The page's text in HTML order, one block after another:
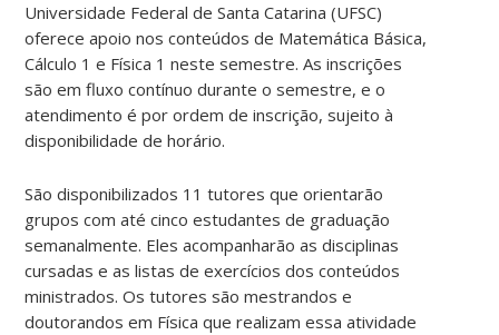
Universidade Federal de Santa Catarina (UFSC)
oferece apoio nos conteúdos de Matemática Básica,
Cálculo 1 e Física 1 neste semestre. As inscrições
são em fluxo contínuo durante o semestre, e o
atendimento é por ordem de inscrição, sujeito à
disponibilidade de horário.
São disponibilizados 11 tutores que orientarão
grupos com até cinco estudantes de graduação
semanalmente. Eles acompanharão as disciplinas
cursadas e as listas de exercícios dos conteúdos
ministrados. Os tutores são mestrandos e
doutorandos em Física que realizam essa atividade